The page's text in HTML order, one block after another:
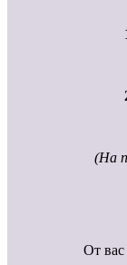
(На
От